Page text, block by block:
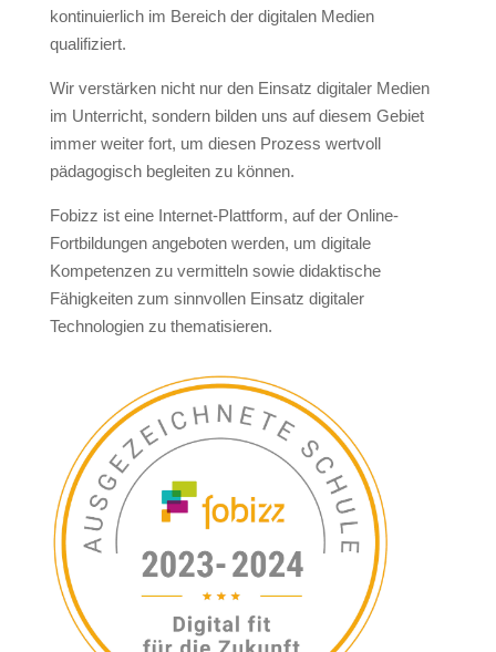
kontinuierlich im Bereich der digitalen Medien
qualifiziert.
Wir verstärken nicht nur den Einsatz digitaler Medien
im Unterricht, sondern bilden uns auf diesem Gebiet
immer weiter fort, um diesen Prozess wertvoll
pädagogisch begleiten zu können.
Fobizz ist eine Internet-Plattform, auf der Online-
Fortbildungen angeboten werden, um digitale
Kompetenzen zu vermittelnsowie didaktische
Fähigkeitenzum sinnvollen Einsatz digitaler
Technologien zu thematisieren.